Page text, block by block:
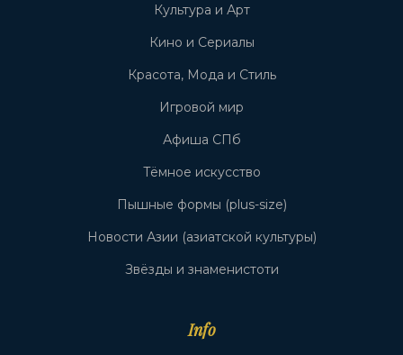
Культура и Арт
Кино и Сериалы
Красота, Мода и Стиль
Игровой мир
Афиша СПб
Тёмное искусство
Пышные формы (plus-size)
Новости Азии (азиатской культуры)
Звёзды и знаменистоти
Info